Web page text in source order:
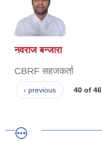
नवराज बन्जारा
CBRF सहजकर्ता
‹ previous 40 of 46